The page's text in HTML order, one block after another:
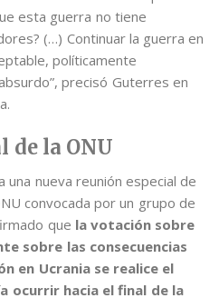
esta guerra no tiene
(…) Continuar la guerra en
políticamente
precisó Guterres en
de la ONU
nueva reunión especial de
convocada por un grupo de
que la votación sobre
sobre las consecuencias
en Ucrania se realice el
ocurrir hacia el final de la